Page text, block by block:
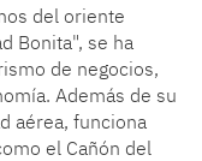
del oriente
Bonita", se ha
de negocios,
Además de su
aérea, funciona
el Cañón del